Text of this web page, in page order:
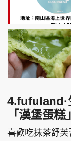
「漢堡蛋糕」
喜歡吃抹茶舒